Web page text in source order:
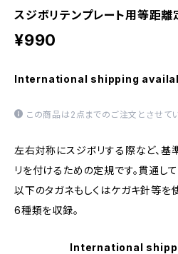
スジボリテンプレート用等距離
¥990
International shipping
この商品は2点までのご注文とさせてい
左右対称にスジボリする際など、
リを付けるための定規です。貫通し
以下のタガネもしくはケガキ針等を
6種類を収録。
International